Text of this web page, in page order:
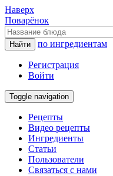
Наверх
Поварёнок
Найти по ингредиентам
Регистрация
Войти
Toggle navigation
Рецепты
Видео рецепты
Ингредиенты
Статьи
Пользователи
Связаться с нами